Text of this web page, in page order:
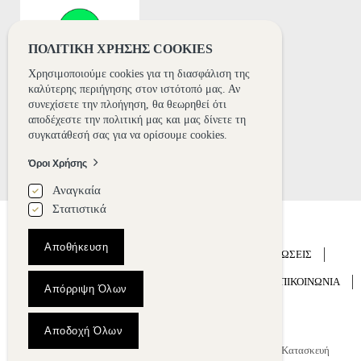
ΑΡΧΙΚΗ ΞΕΝΟΔΟΧΕΙΟ ΕΚΔΗΛΩΣΕΙΣ
ΓΑΜΟΣ ΕΜΠΕΙΡΙΑ ΕΠΙΚΟΙΝΩΝΙΑ
BOOK NOW
Ξενοδοχεία Θεσσαλονίκη | Mediterranean Palace © 2018 Κατασκευή
ΠΟΛΙΤΙΚΗ ΧΡΗΣΗΣ COOKIES
Χρησιμοποιούμε cookies για τη διασφάλιση της
καλύτερης περιήγησης στον ιστότοπό μας. Αν
συνεχίσετε την πλοήγηση, θα θεωρηθεί ότι
αποδέχεστε την πολιτική μας και μας δίνετε τη
συγκατάθεσή σας για να ορίσουμε cookies.
Όροι Χρήσης
Αναγκαία
Στατιστικά
Αποθήκευση
Απόρριψη Όλων
Αποδοχή Όλων